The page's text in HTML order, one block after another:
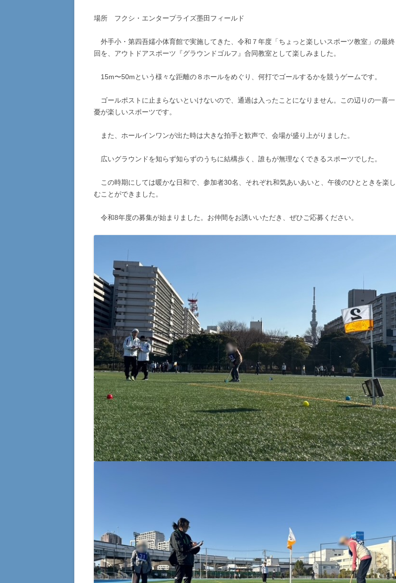
場所 フクシ・エンタープライズ墨田フィールド
外手小・第四吾嬬小体育館で実施してきた、令和７年度「ちょっと楽しいスポーツ教室」の最終
回を、アウトドアスポーツ『グラウンドゴルフ』合同教室として楽しみました。
15m〜50mという様々な距離の８ホールをめぐり、何打でゴールするかを競うゲームです。
ゴールポストに止まらないといけないので、通過は入ったことになりません。この辺りの一喜一
憂が楽しいスポーツです。
また、ホールインワンが出た時は大きな拍手と歓声で、会場が盛り上がりました。
広いグラウンドを知らず知らずのうちに結構歩く、誰もが無理なくできるスポーツでした。
この時期にしては暖かな日和で、参加者30名、それぞれ和気あいあいと、午後のひとときを楽し
むことができました。
令和8年度の募集が始まりました。お仲間をお誘いいただき、ぜひご応募ください。